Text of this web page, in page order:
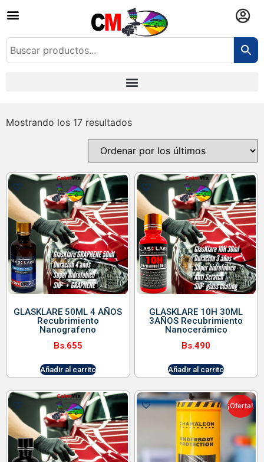
Mostrando los 17 resultados
GLASKLARE 50ML 4 AÑOS
Recubrimiento
Nanografeno
Bs.655
Añadir al carrito
GLASKLARE 10H 30ML
3AÑOS Recubrimiento
Nanocerámico
Bs.490
Añadir al carrito
¡Oferta!